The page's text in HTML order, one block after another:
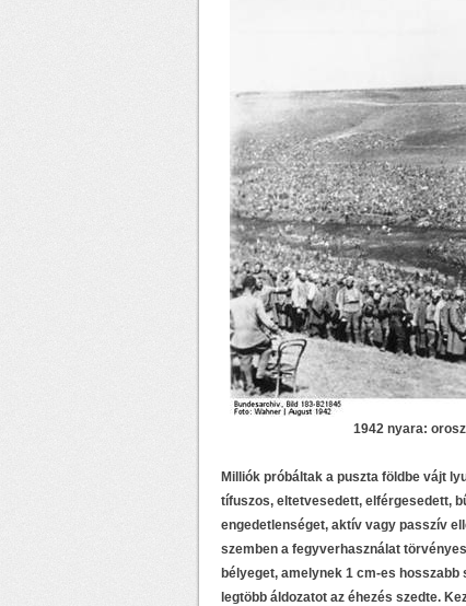
1942 nyara:
Milliók próbáltak a puszta földbe vájt
tífuszos, eltetvesedett, elférgesedett,
engedetlenséget, aktív vagy passzív
szemben a fegyverhasználat
bélyeget, amelynek 1 cm-es
legtöbb áldozatot az éhezés szedte.